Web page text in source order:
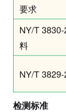
要求
NY/T
料
NY/T
检测标准